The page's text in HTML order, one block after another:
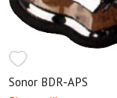
Sonor BDR-APS